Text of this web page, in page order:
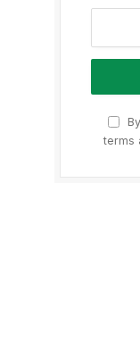
terms